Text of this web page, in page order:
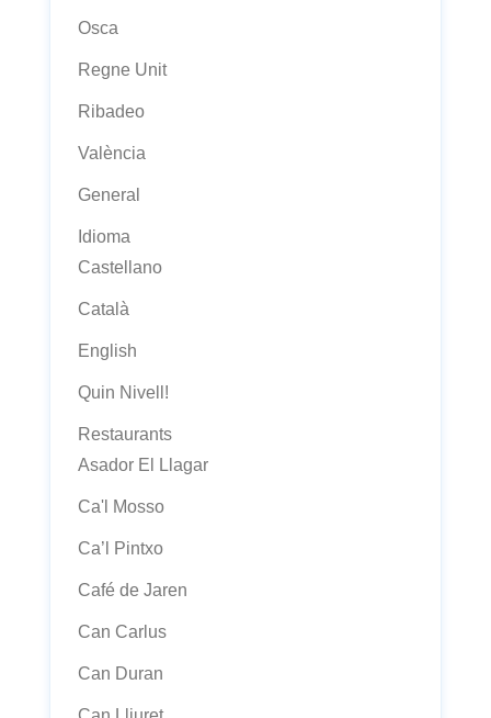
Osca
Regne Unit
Ribadeo
València
General
Idioma
Castellano
Català
English
Quin Nivell!
Restaurants
Asador El Llagar
Ca'l Mosso
Ca’l Pintxo
Café de Jaren
Can Carlus
Can Duran